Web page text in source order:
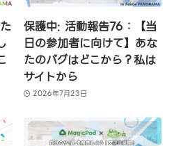
保護中: 活動報告76：【当
日の参加者に向けて】あな
たのバグはどこから？私は
サイトから
2026年7月23日